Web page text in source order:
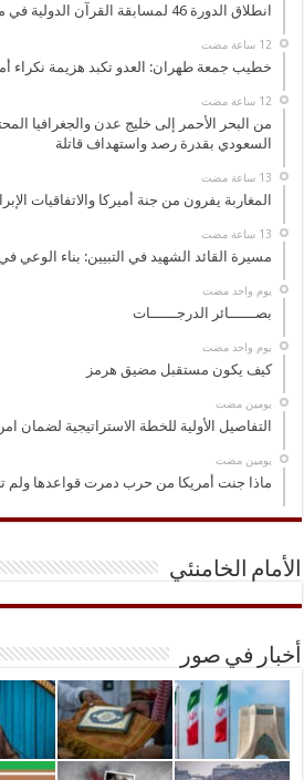
انطلاق الدورة 46 لمسابقة القرآن الدولية في مكة
خطيب جمعة طهران: العدو تكبد هزيمة نكراء
من البحر الأحمر إلى خليج عدن والجغرافيا
السعودي بقدرة رصد واستهداف قاتلة
المغاربة يفرون من جنة أميركا والاتفاقيات
مسيرة القائد الشهيد في التبيين: بناء الوعي
‏يوم واحد مضت
بصــــــائر الدرجــــــات
‏يوم واحد مضت
كيف يكون مستقبل مضيق هرمز
‏يومين مضت
التفاصيل الأولية للخطة الاستراتيجية لضمان
‏يومين مضت
ماذا جنت أمريكا من حرب دمرت قواعدها ولم
الأمام الخامنئي
أخبار في صور